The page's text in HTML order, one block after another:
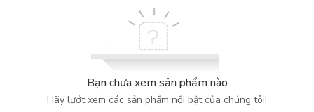
Phụ kiện không chỉ bảo vệ MacBook khỏi những tác động bên
ngoài mà còn giữ nguyên vẻ đẹp tự nhiên của thiết bị với lớp
bảo vệ mỏng nhẹ nhưng đầy hiệu quả. Bề mặt trong mịn
màng càng giúp thiết bị luôn được bảo vệ tốt nhất khỏi các
vết trầy xước trong quá trình sử dụng.
Bạn chưa xem sản phẩm nào
Hãy lướt xem các sản phẩm nổi bật của chúng tôi!